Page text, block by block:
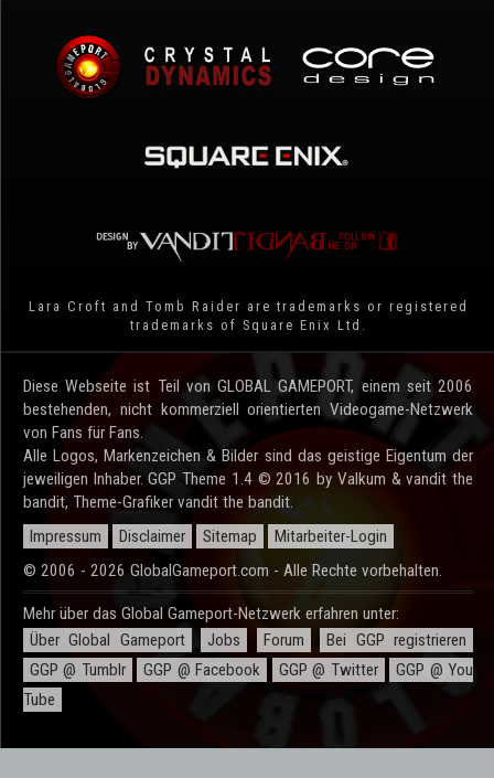
Lara Croft and Tomb Raider are trademarks or registered
trademarks of Square Enix Ltd.
Diese Webseite ist Teil von GLOBAL GAMEPORT, einem seit 2006
bestehenden, nicht kommerziell orientierten Videogame-Netzwerk
von Fans für Fans.
Alle Logos, Markenzeichen & Bilder sind das geistige Eigentum der
jeweiligen Inhaber. GGP Theme 1.4 © 2016 by Valkum & vandit the
bandit, Theme-Grafiker vandit the bandit.
Impressum
Disclaimer Sitemap
Mitarbeiter-Login
© 2006 - 2026 GlobalGameport.com - Alle Rechte vorbehalten.
Mehr über das Global Gameport-Netzwerk erfahren unter:
Über Global Gameport
Jobs Forum
Bei GGP registrieren
GGP @ Tumblr
GGP @ Facebook GGP @ Twitter
GGP @ You
Tube